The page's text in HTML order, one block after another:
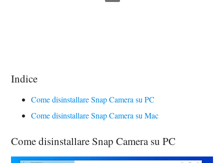
Indice
Come disinstallare Snap Camera su PC
Come disinstallare Snap Camera su Mac
Come disinstallare Snap Camera su PC